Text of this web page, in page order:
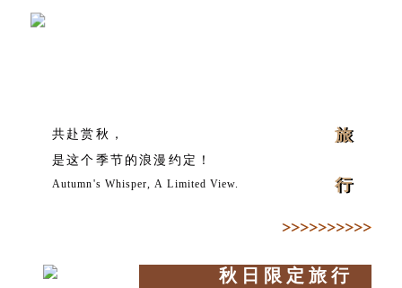
共赴赏秋，
是这个季节的浪漫约定！
Autumn's Whisper, A Limited View.
旅
行
>>>>>>>>>>
秋日限定旅行